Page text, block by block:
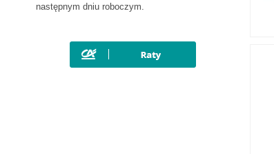
Rover
Skoda
następnym dniu roboczym.